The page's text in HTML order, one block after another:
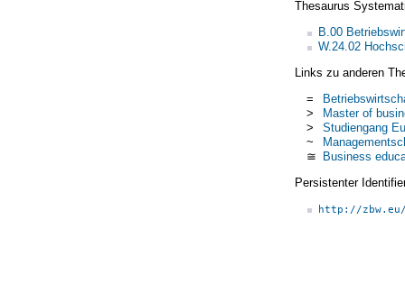
Thesaurus
B.00
W.24.02
Links zu anderen
=
>
Master of
>
Studiengang
~
≅ Business
Persistenter
http://